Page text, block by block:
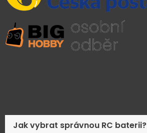
Jak vybrat správnou RC baterii?